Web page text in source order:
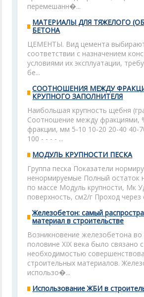
перемешанн�...
МАТЕРИАЛЫ ДЛЯ ТЯЖЕЛОГО
БЕТОНА
ЦЕМЕНТЫ. Вид цемента
соответствии с назначением
условиями их эксплуатации,
бе...
СООТНОШЕНИЯ МЕЖДУ
КРУПНОГО ЗАПОЛНИТЕЛЯ
Наибольшая крупность щебня
Соотношение между фракциями,
фракции, мм 5-10 10-20 20-40 40-
100 - - - - ...
МОДУЛЬ КРУПНОСТИ ПЕСКА
Группа песка Показатели
ненормируемые Полный остаток
по массе Модуль крупности, Мк
поверхность, см2/г Проход через
Железобетон: самый
материал в строительстве
Возникновение железобетона во
половине XIX века было связано с
необходимостью
строительных материалов.
использо�...
Использование ЖБИ в